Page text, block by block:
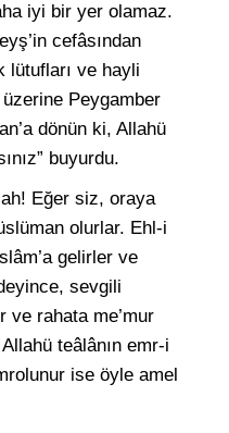
iyi bir yer olamaz.
cefâsından
lütufları ve hayli
Peygamber
dönün ki, Allahü
buyurdu.
Eğer siz, oraya
olurlar. Ehl-i
gelirler ve
sevgili
ve rahata me’mur
teâlânın emr-i
ise öyle amel